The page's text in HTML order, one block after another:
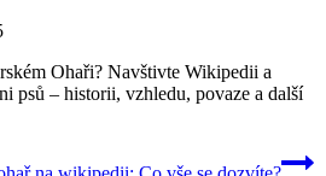
Ohaři? Navštivte Wikipedii a
psů – historii, vzhledu, povaze a další